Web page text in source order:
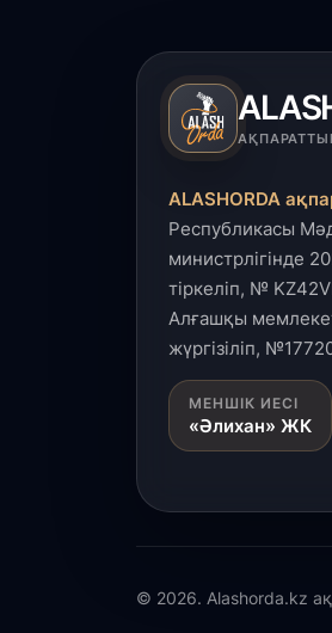
ALASHORDA
Республикасы
министрлігінде
тіркеліп, №
Алғашқы
жүргізіліп,
МЕНШІК ИЕСІ
«Әлихан» ЖК
© 2026. Alashorda.kz